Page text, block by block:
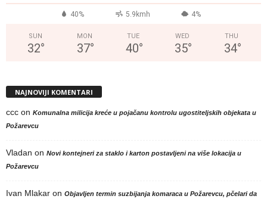
40% 5.9kmh 4%
SUN
32°
MON
37°
TUE
40°
WED
35°
THU
34°
NAJNOVIJI KOMENTARI
ccc on Komunalna milicija kreće u pojačanu kontrolu ugostiteljskih objekata u
Požarevcu
Vladan on Novi kontejneri za staklo i karton postavljeni na više lokacija u
Požarevcu
Ivan Mlakar on Objavljen termin suzbijanja komaraca u Požarevcu, pčelari da